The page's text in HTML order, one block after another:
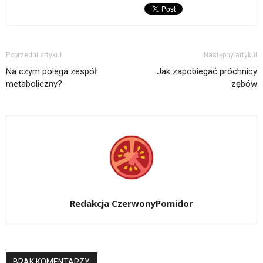
Poprzedni artykuł
Na czym polega zespół
metaboliczny?
Następny artykuł
Jak zapobiegać próchnicy
zębów
Redakcja CzerwonyPomidor